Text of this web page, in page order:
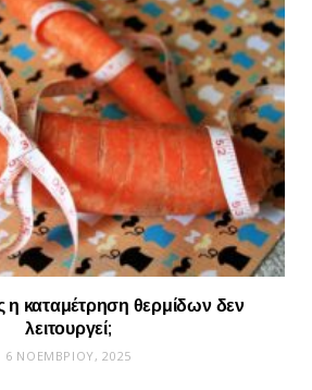
η καταμέτρηση θερμίδων δεν
λειτουργεί;
6 ΝΟΕΜΒΡΊΟΥ, 2025